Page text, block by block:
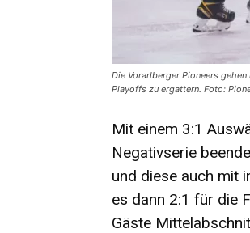
Die Vorarlberger Pioneers
Playoffs zu ergattern. Foto:
Mit einem 3:1
Negativserie
und diese auch mit
es dann 2:1 für die
Gäste